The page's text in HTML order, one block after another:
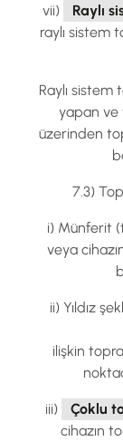
vii) Raylı
raylı sistem
Raylı sistem
yapan ve
üzerinden
7.3)
i) Münferit
veya
ii) Yıldız
ilişkin
iii) Çoklu
cihazın